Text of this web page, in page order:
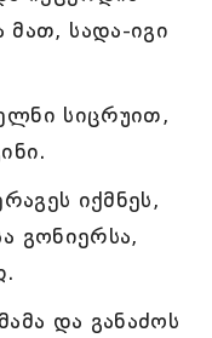
სადა-იგი
სიცრუით,
იქმნეს,
გონიერსა,
და განაძოს